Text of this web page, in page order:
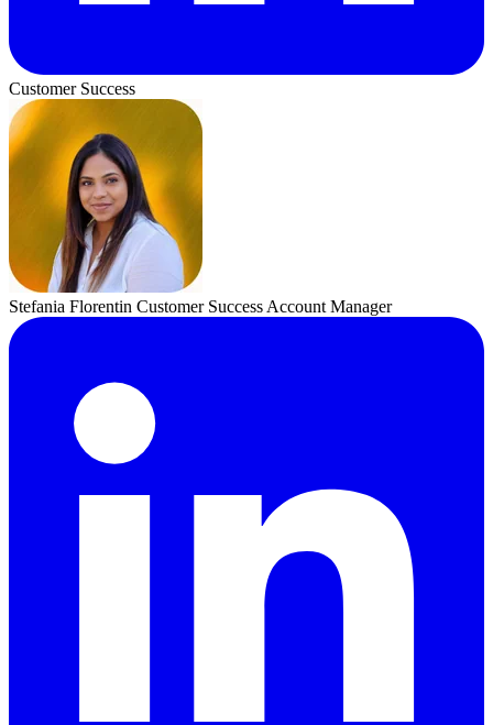
Customer Success
Stefania Florentin Customer Success Account Manager